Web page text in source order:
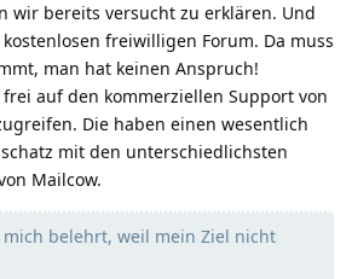
wir bereits versucht zu erklären. Und
freiwilligen Forum. Da muss
man hat keinen Anspruch!
auf den kommerziellen Support von
Die haben einen wesentlich
mit den unterschiedlichsten
Mailcow.
belehrt, weil mein Ziel nicht